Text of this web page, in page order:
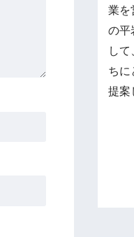
業を
の平
し
ちに
提案